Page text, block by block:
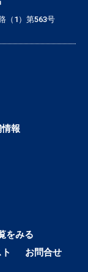
（1）第563号
報
をみる
お問合せ